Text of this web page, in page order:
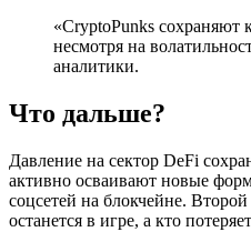
«CryptoPunks сохраняют
несмотря на
аналитики.
Что дальше?
Давление на сектор DeFi
активно осваивают новые
соцсетей на блокчейне.
останется в игре, а кто